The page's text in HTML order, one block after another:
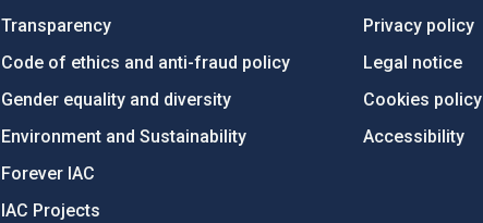
Transparency
Code of ethics and anti-fraud policy
Gender equality and diversity
Environment and Sustainability
Forever IAC
IAC Projects
Privacy policy
Legal notice
Cookies policy
Accessibility